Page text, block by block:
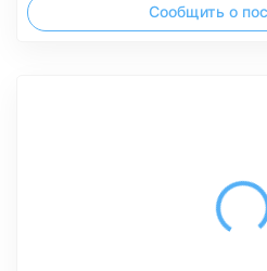
Сообщить о